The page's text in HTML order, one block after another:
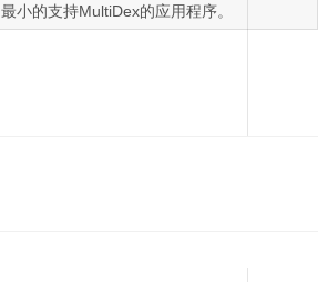
最小的支持MultiDex的应用程序。